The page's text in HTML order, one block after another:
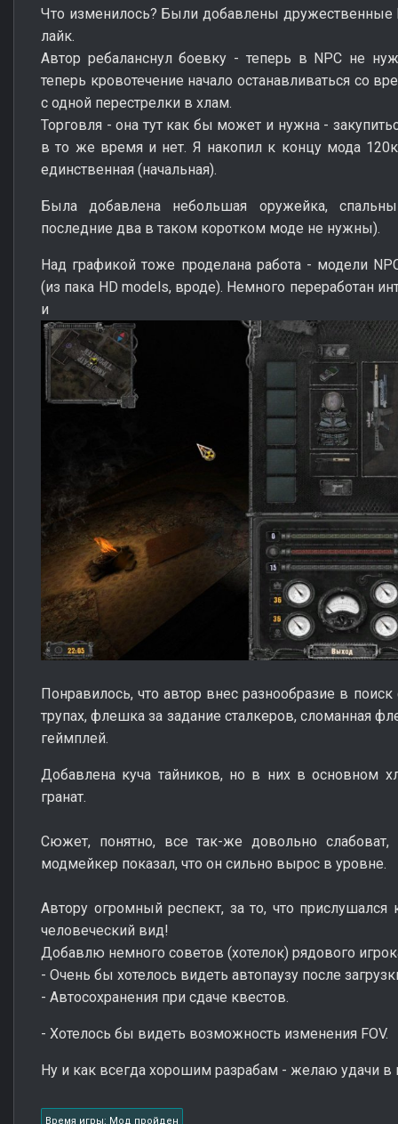
Что изменилось? Были добавлены дружественные
лайк.
Автор ребаланснул боевку - теперь в NPC не
теперь кровотечение начало останавливаться со
с одной перестрелки в хлам.
Торговля - она тут как бы может и нужна -
в то же время и нет. Я накопил к концу мода
единственная (начальная).
Была добавлена небольшая оружейка,
последние два в таком коротком моде не нужны).
Над графикой тоже проделана работа - модели
(из пака HD models, вроде). Немного переработан
и
Понравилось, что автор внес разнообразие в
трупах, флешка за задание сталкеров, сломанная
геймплей.
Добавлена куча тайников, но в них в основном
гранат.
Сюжет, понятно, все так-же довольно
модмейкер показал, что он сильно вырос в уровне.
Автору огромный респект, за то, что
человеческий вид!
Добавлю немного советов (хотелок) рядового
- Очень бы хотелось видеть автопаузу после
- Автосохранения при сдаче квестов.
- Хотелось бы видеть возможность изменения FOV.
Ну и как всегда хорошим разрабам - желаю удачи в
Время игры: Мод пройден